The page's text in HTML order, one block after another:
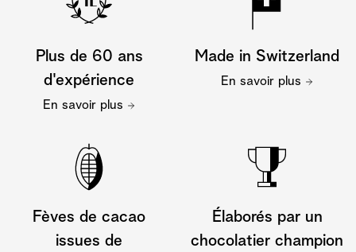
Plus de 60 ans
d'expérience
En savoir plus
Made in Switzerland
En savoir plus
Fèves de cacao
issues de
Élaborés par un
chocolatier champion